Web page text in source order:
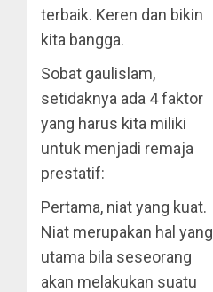
terbaik. Keren dan bikin
kita bangga.
Sobat gaulislam,
setidaknya ada 4 faktor
yang harus kita miliki
untuk menjadi remaja
prestatif:
Pertama, niat yang kuat.
Niat merupakan hal yang
utama bila seseorang
akan melakukan suatu